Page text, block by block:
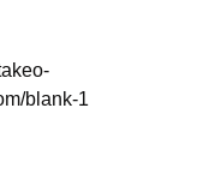
blank-1